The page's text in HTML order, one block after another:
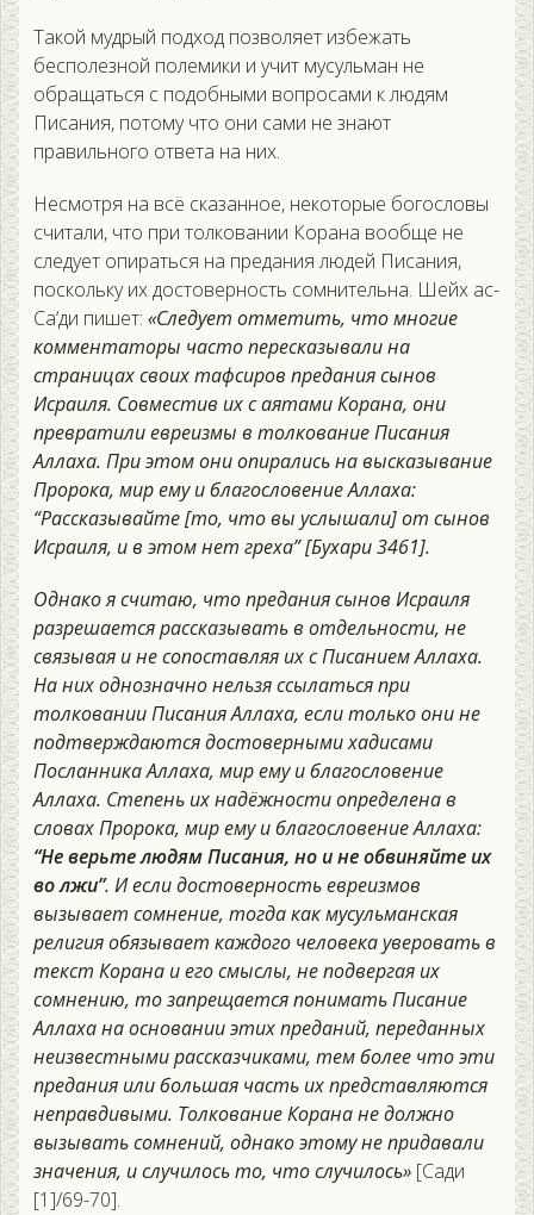
Такой мудрый подход позволяет избежать
бесполезной полемики и учит мусульман не
обращаться с подобными вопросами к людям
Писания, потому что они сами не знают
правильного ответа на них.
Несмотря на всё сказанное, некоторые богословы
считали, что при толковании Корана вообще не
следует опираться на предания людей Писания,
поскольку их достоверность сомнительна. Шейх ас-
Са‘ди пишет: «Следует отметить, что многие
комментаторы часто пересказывали на
страницах своих тафсиров предания сынов
Исраиля. Совместив их с аятами Корана, они
превратили евреизмы в толкование Писания
Аллаха. При этом они опирались на высказывание
Пророка, мир ему и благословение Аллаха:
“Рассказывайте [то, что вы услышали] от сынов
Исраиля, и в этом нет греха” [Бухари 3461].
Однако я считаю, что предания сынов Исраиля
разрешается рассказывать в отдельности, не
связывая и не сопоставляя их с Писанием Аллаха.
На них однозначно нельзя ссылаться при
толковании Писания Аллаха, если только они не
подтверждаются достоверными хадисами
Посланника Аллаха, мир ему и благословение
Аллаха. Степень их надёжности определена в
словах Пророка, мир ему и благословение Аллаха:
“Не верьте людям Писания, но и не обвиняйте их
во лжи”. И если достоверность евреизмов
вызывает сомнение, тогда как мусульманская
религия обязывает каждого человека уверовать в
текст Корана и его смыслы, не подвергая их
сомнению, то запрещается понимать Писание
Аллаха на основании этих преданий, переданных
неизвестными рассказчиками, тем более что эти
предания или большая часть их представляются
неправдивыми. Толкование Корана не должно
вызывать сомнений, однако этому не придавали
значения, и случилось то, что случилось» [Сади
[1]/69-70].